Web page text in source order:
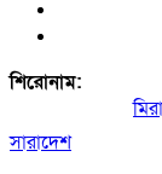
শিরোনাম:
সারাদেশ